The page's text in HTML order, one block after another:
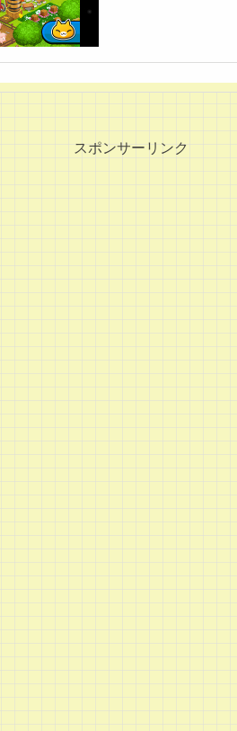
スポンサーリンク